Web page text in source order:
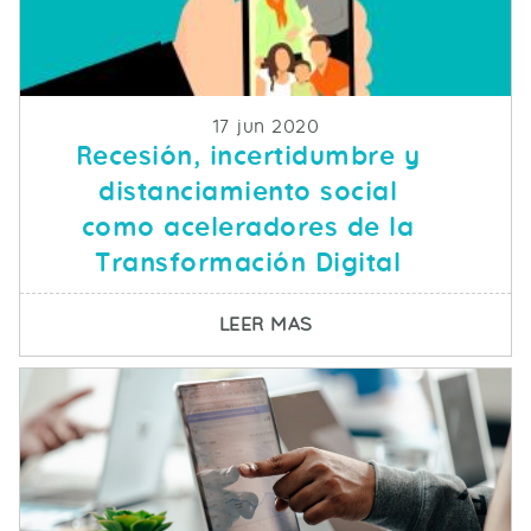
Fecha de publicacion
17 jun 2020
Recesión, incertidumbre y
distanciamiento social
como aceleradores de la
Transformación Digital
LEER MASSOBRE RECESIÓN,